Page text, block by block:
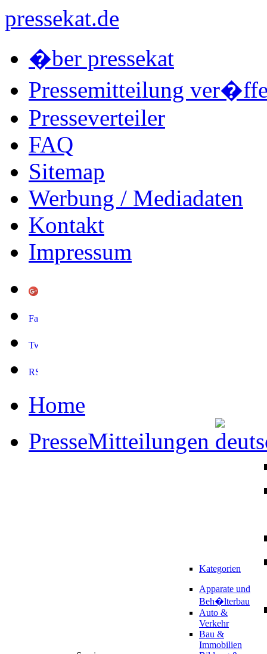
pressekat.de
�ber pressekat
Pressemitteilung
Presseverteiler
FAQ
Sitemap
Werbung / Mediadaten
Kontakt
Impressum
Home
PresseMitteilungen
Kategorien
Apparate und
Beh�lterbau
Auto &
Verkehr
Bau &
Immobilien